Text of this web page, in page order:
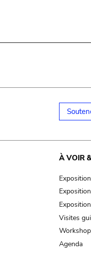
À VOIR
Visites
Agenda